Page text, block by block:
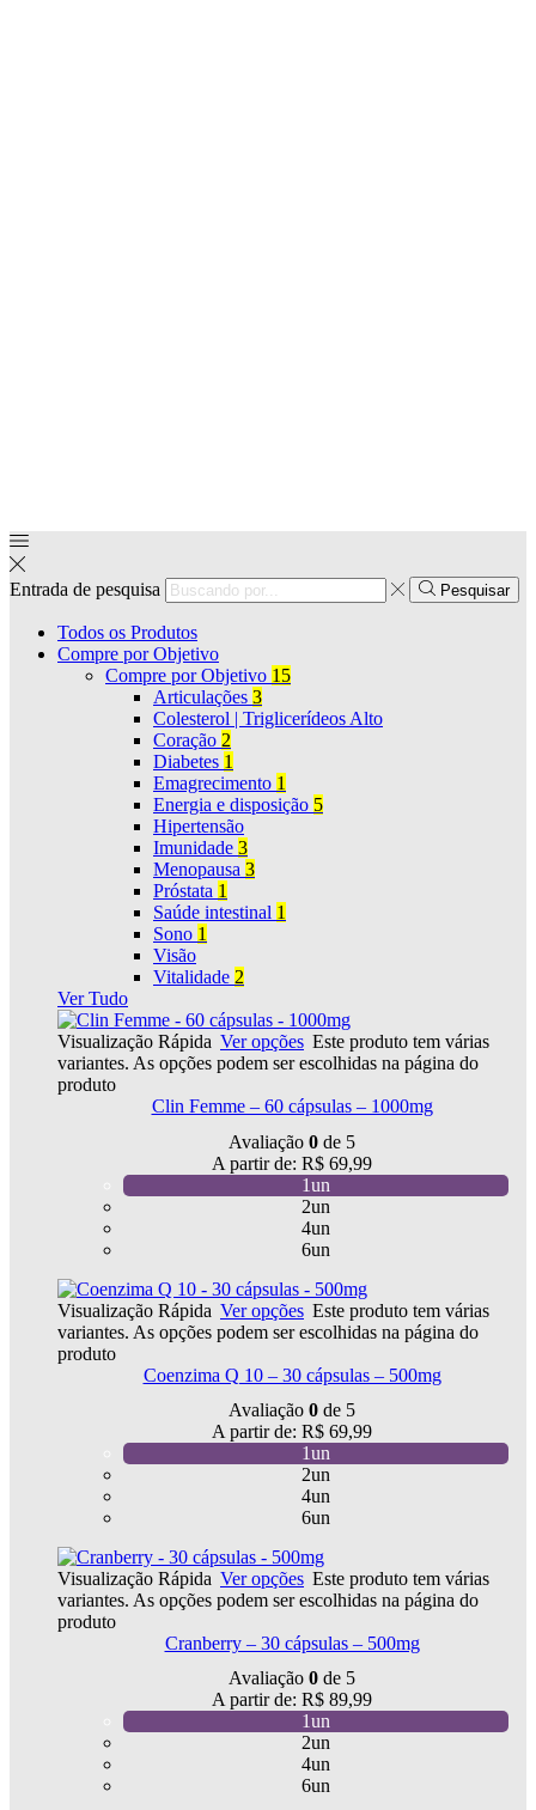
Entrada de pesquisa Pesquisar
Todos os Produtos
Compre por Objetivo
Compre por Objetivo 15
Articulações 3
Colesterol | Triglicerídeos Alto
Coração 2
Diabetes 1
Emagrecimento 1
Energia e disposição 5
Hipertensão
Imunidade 3
Menopausa 3
Próstata 1
Saúde intestinal 1
Sono 1
Visão
Vitalidade 2
Ver Tudo
Visualização Rápida Ver opções Este produto tem várias
variantes. As opções podem ser escolhidas na página do
produto
Clin Femme – 60 cápsulas – 1000mg
Avaliação 0 de 5
A partir de: R$ 69,99
1un
2un
4un
6un
Visualização Rápida Ver opções Este produto tem várias
variantes. As opções podem ser escolhidas na página do
produto
Coenzima Q 10 – 30 cápsulas – 500mg
Avaliação 0 de 5
A partir de: R$ 69,99
1un
2un
4un
6un
Visualização Rápida Ver opções Este produto tem várias
variantes. As opções podem ser escolhidas na página do
produto
Cranberry – 30 cápsulas – 500mg
Avaliação 0 de 5
A partir de: R$ 89,99
1un
2un
4un
6un